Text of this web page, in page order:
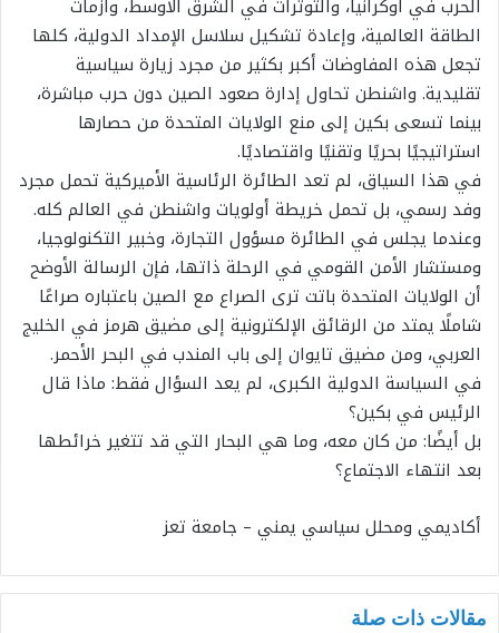
الحرب في أوكرانيا، والتوترات في الشرق الأوسط، وأزمات
الطاقة العالمية، وإعادة تشكيل سلاسل الإمداد الدولية، كلها
تجعل هذه المفاوضات أكبر بكثير من مجرد زيارة سياسية
تقليدية. واشنطن تحاول إدارة صعود الصين دون حرب مباشرة،
بينما تسعى بكين إلى منع الولايات المتحدة من حصارها
استراتيجيًا بحريًا وتقنيًا واقتصاديًا.
في هذا السياق، لم تعد الطائرة الرئاسية الأميركية تحمل مجرد
وفد رسمي، بل تحمل خريطة أولويات واشنطن في العالم كله.
وعندما يجلس في الطائرة مسؤول التجارة، وخبير التكنولوجيا،
ومستشار الأمن القومي في الرحلة ذاتها، فإن الرسالة الأوضح
أن الولايات المتحدة باتت ترى الصراع مع الصين باعتباره صراعًا
شاملًا يمتد من الرقائق الإلكترونية إلى مضيق هرمز في الخليج
العربي، ومن مضيق تايوان إلى باب المندب في البحر الأحمر.
في السياسة الدولية الكبرى، لم يعد السؤال فقط: ماذا قال
الرئيس في بكين؟
بل أيضًا: من كان معه، وما هي البحار التي قد تتغير خرائطها
بعد انتهاء الاجتماع؟
أكاديمي ومحلل سياسي يمني – جامعة تعز
مقالات ذات صلة